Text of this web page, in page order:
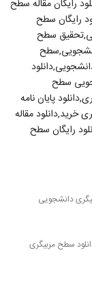
رایگان مقاله سطح
رایگان سطح
سطح
سطح
پایان نامه
خرید,دانلود مقاله
رایگان سطح
دانشجویی
سطح مربیگری